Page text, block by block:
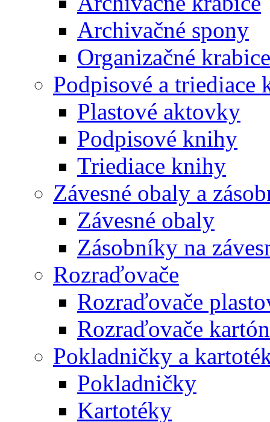
Archivačné spony
Organizačné
Podpisové a triediace
Plastové aktovky
Podpisové knihy
Triediace knihy
Závesné obaly a
Závesné obaly
Zásobníky na
Rozraďovače
Rozraďovače
Rozraďovače
Pokladničky a
Pokladničky
Kartotéky